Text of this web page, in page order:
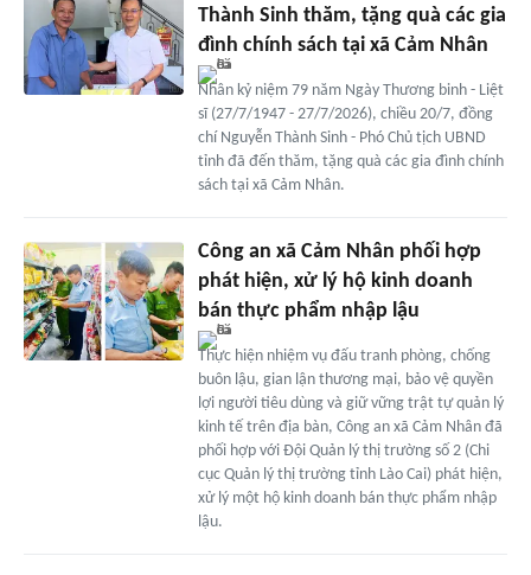
Thành Sinh thăm, tặng quà các gia
đình chính sách tại xã Cảm Nhân
Nhân kỷ niệm 79 năm Ngày Thương binh - Liệt
sĩ (27/7/1947 - 27/7/2026), chiều 20/7, đồng
chí Nguyễn Thành Sinh - Phó Chủ tịch UBND
tỉnh đã đến thăm, tặng quà các gia đình chính
sách tại xã Cảm Nhân.
Công an xã Cảm Nhân phối hợp
phát hiện, xử lý hộ kinh doanh
bán thực phẩm nhập lậu
Thực hiện nhiệm vụ đấu tranh phòng, chống
buôn lậu, gian lận thương mại, bảo vệ quyền
lợi người tiêu dùng và giữ vững trật tự quản lý
kinh tế trên địa bàn, Công an xã Cảm Nhân đã
phối hợp với Đội Quản lý thị trường số 2 (Chi
cục Quản lý thị trường tỉnh Lào Cai) phát hiện,
xử lý một hộ kinh doanh bán thực phẩm nhập
lậu.